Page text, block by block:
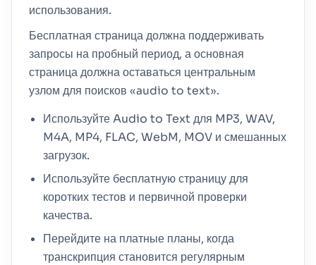
использования.
Бесплатная страница должна поддерживать
запросы на пробный период, а основная
страница должна оставаться центральным
узлом для поисков «audio to text».
Используйте Audio to Text для MP3, WAV,
M4A, MP4, FLAC, WebM, MOV и смешанных
загрузок.
Используйте бесплатную страницу для
коротких тестов и первичной проверки
качества.
Перейдите на платные планы, когда
транскрипция становится регулярным